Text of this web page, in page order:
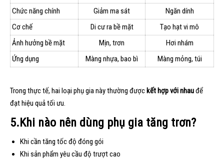
Chức năng chính
Giảm ma sát
Ngăn dính
Cơ chế
Di cư ra bề mặt
Tạo hạt vi mô
Ảnh hưởng bề mặt
Mịn, trơn
Hơi nhám
Ứng dụng
Màng nhựa, bao bì Màng mỏng, túi
Trong thực tế, hai loại phụ gia này thường được kết hợp với nhauđể
đạt hiệu quả tối ưu.
5.Khi nào nên dùng phụ gia tăng trơn?
Khi cần tăng tốc độ đóng gói
Khi sản phẩm yêu cầu độ trượt cao